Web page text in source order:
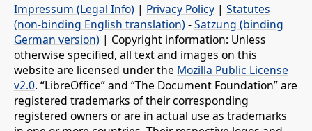
Impressum (Legal Info) | Privacy Policy | Statutes
(non-binding English translation) -Satzung (binding
German version) | Copyright information: Unless
otherwise specified, all text and images on this
website are licensed under the Mozilla Public License
v2.0. “LibreOffice” and “The Document Foundation” are
registered trademarks of their corresponding
registered owners or are in actual use as trademarks